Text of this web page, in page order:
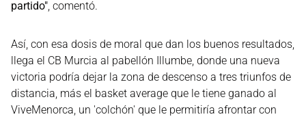
partido", comentó.
Así, con esa dosis de moral que dan los buenos resultados,
llega el CB Murcia al pabellón Illumbe, donde una nueva
victoria podría dejar la zona de descenso a tres triunfos de
distancia, más el basket average que le tiene ganado al
ViveMenorca, un 'colchón' que le permitiría afrontar con